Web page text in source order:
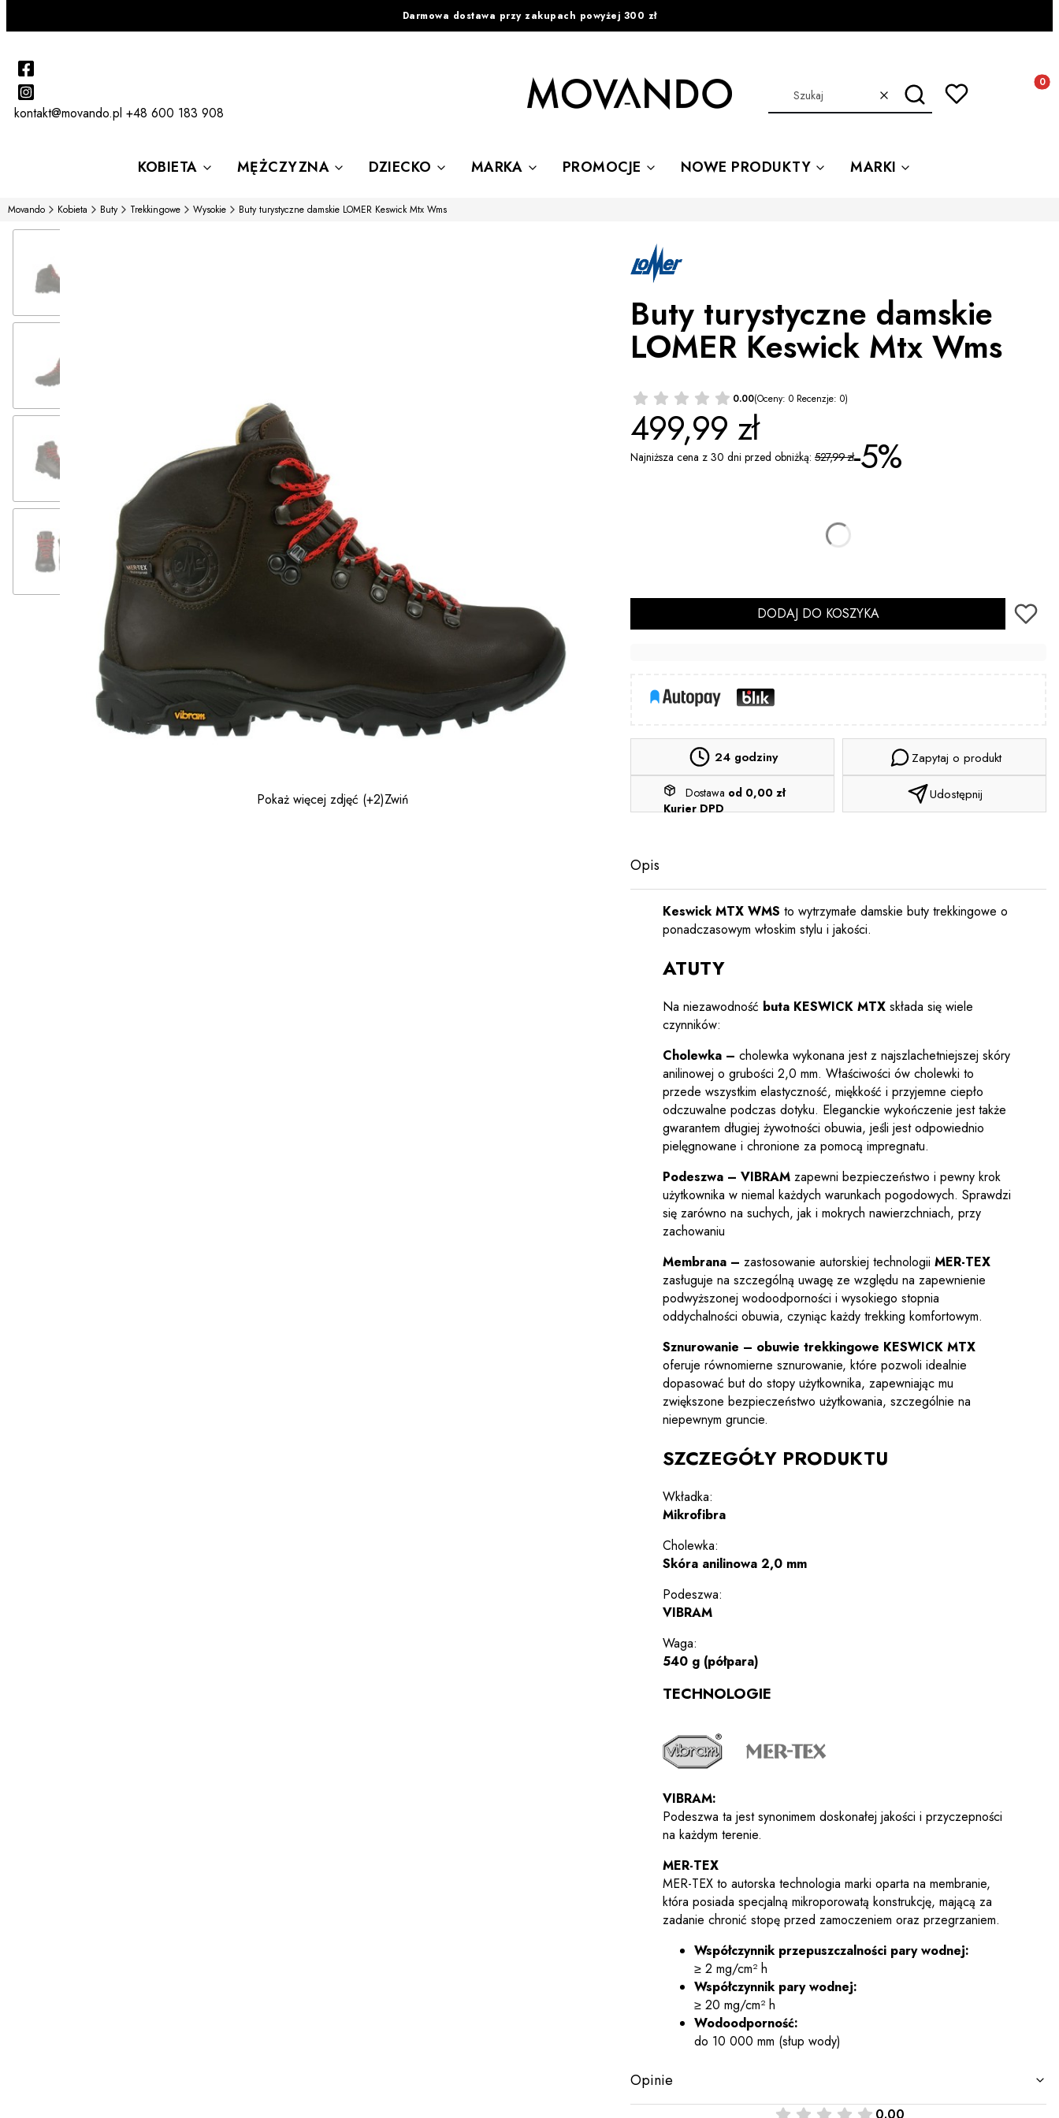
Darmowa dostawa przy zakupach powyżej 300 zł
kontakt@movando.pl +48 600 183 908
WyczyśćSzukaj
KOBIETA MĘŻCZYZNA DZIECKO MARKA PROMOCJE NOWE PRODUKTY MARKI
Movando Kobieta Buty Trekkingowe Wysokie Buty turystyczne damskie LOMER Keswick Mtx Wms
Pokaż więcej zdjęć (+2)Zwiń
Buty turystyczne damskie
LOMER Keswick Mtx Wms
0.00(Oceny: 0 Recenzje: 0)
499,99 zł
Najniższa cena z 30 dni przed obniżką: 527,99 zł-5%
DODAJ DO KOSZYKA
24 godziny
Dostawa od 0,00 zł
Kurier DPD
Zapytaj o produkt
Udostępnij
Opis
Keswick MTX WMS to wytrzymałe damskie buty trekkingowe o
ponadczasowym włoskim stylu i jakości.
ATUTY
Na niezawodność buta KESWICK MTX składa się wiele
czynników:
Cholewka – cholewka wykonana jest z najszlachetniejszej skóry
anilinowej o grubości 2,0 mm. Właściwości ów cholewki to
przede wszystkim elastyczność, miękkość i przyjemne ciepło
odczuwalne podczas dotyku. Eleganckie wykończenie jest także
gwarantem długiej żywotności obuwia, jeśli jest odpowiednio
pielęgnowane i chronione za pomocą impregnatu.
Podeszwa – VIBRAMzapewni bezpieczeństwo i pewny krok
użytkownika w niemal każdych warunkach pogodowych. Sprawdzi
się zarówno na suchych, jak i mokrych nawierzchniach, przy
zachowaniu
Membrana – zastosowanie autorskiej technologii MER-TEX
zasługuje na szczególną uwagę ze względu na zapewnienie
podwyższonej wodoodporności i wysokiego stopnia
oddychalności obuwia, czyniąc każdy trekking komfortowym.
Sznurowanie – obuwie trekkingowe KESWICK MTX
oferuje równomierne sznurowanie, które pozwoli idealnie
dopasować but do stopy użytkownika, zapewniając mu
zwiększone bezpieczeństwo użytkowania, szczególnie na
niepewnym gruncie.
SZCZEGÓŁY PRODUKTU
Wkładka:
Mikrofibra
Cholewka:
Skóra anilinowa 2,0 mm
Podeszwa:
VIBRAM
Waga:
540 g (półpara)
TECHNOLOGIE
VIBRAM:
Podeszwa ta jest synonimem doskonałej jakości i przyczepności
na każdym terenie.
MER-TEX
MER-TEX to autorska technologia marki oparta na membranie,
która posiada specjalną mikroporowatą konstrukcję, mającą za
zadanie chronić stopę przed zamoczeniem oraz przegrzaniem.
Współczynnik przepuszczalności pary wodnej:
≥ 2 mg/cm² h
Współczynnik pary wodnej:
≥ 20 mg/cm² h
Wodoodporność:
do 10 000 mm (słup wody)
Opinie
0.00